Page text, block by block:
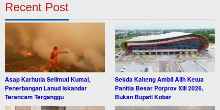
Recent Post
Asap Karhutla Selimuti Kumai,
Penerbangan Lanud Iskandar
Terancam Terganggu
Sekda Kalteng Ambil Alih Ketua
Panitia Besar Porprov XIII 2026,
Bukan Bupati Kobar